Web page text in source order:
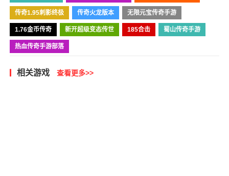
传奇1.95刺影终极 传奇火龙版本 无限元宝传奇手游
1.76金币传奇 新开超级变态传世 185合击 蜀山传奇手游
热血传奇手游部落
相关游戏 查看更多>>